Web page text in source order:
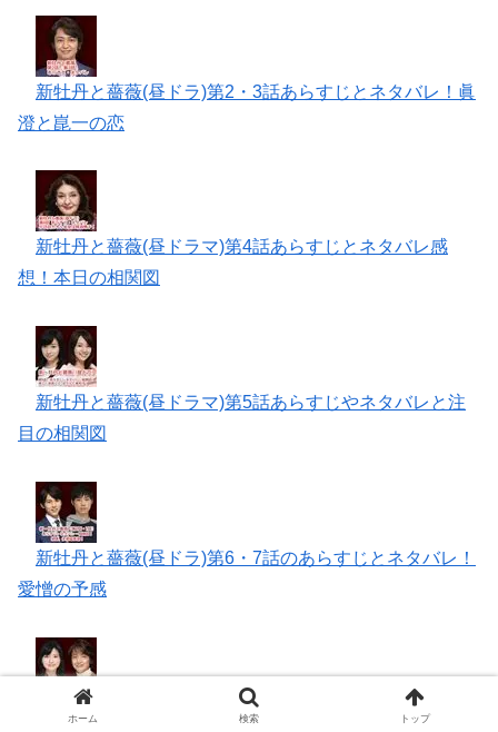
新牡丹と薔薇(昼ドラ)第2・3話あらすじとネタバレ！眞
澄と崑一の恋
新牡丹と薔薇(昼ドラマ)第4話あらすじとネタバレ感
想！本日の相関図
新牡丹と薔薇(昼ドラマ)第5話あらすじやネタバレと注
目の相関図
新牡丹と薔薇(昼ドラ)第6・7話のあらすじとネタバレ！
愛憎の予感
新牡丹と薔薇(昼ドラマ)第8話・9話・10話のあらすじと
ホーム 検索 トップ